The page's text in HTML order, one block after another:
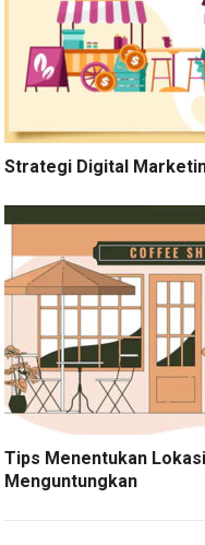
Strategi Digital
Tips Menentukan
Menguntungkan